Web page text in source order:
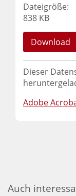
Dateigröße:
838 KB
Download
Dieser
Adobe
Auch